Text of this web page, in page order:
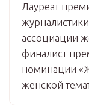
Лауреат
ассоциации
финалист
номинации
женской